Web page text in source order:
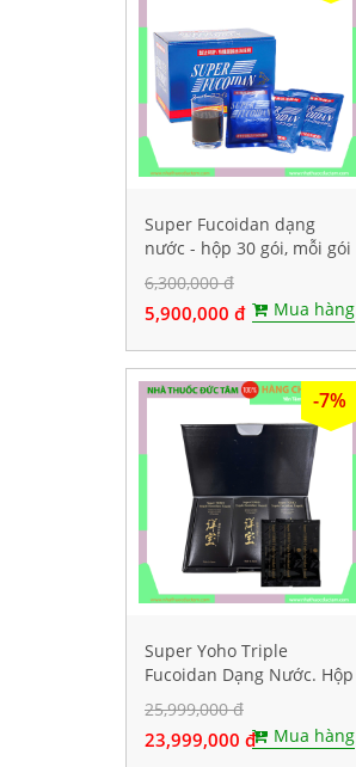
Super Fucoidan dạng
nước - hộp 30 gói, mỗi gói
chứa 100ml
6,300,000 đ
5,900,000 đ Mua hàng
-7%
Super Yoho Triple
Fucoidan Dạng Nước. Hộp
60 gói
25,999,000 đ
23,999,000 đ Mua hàng